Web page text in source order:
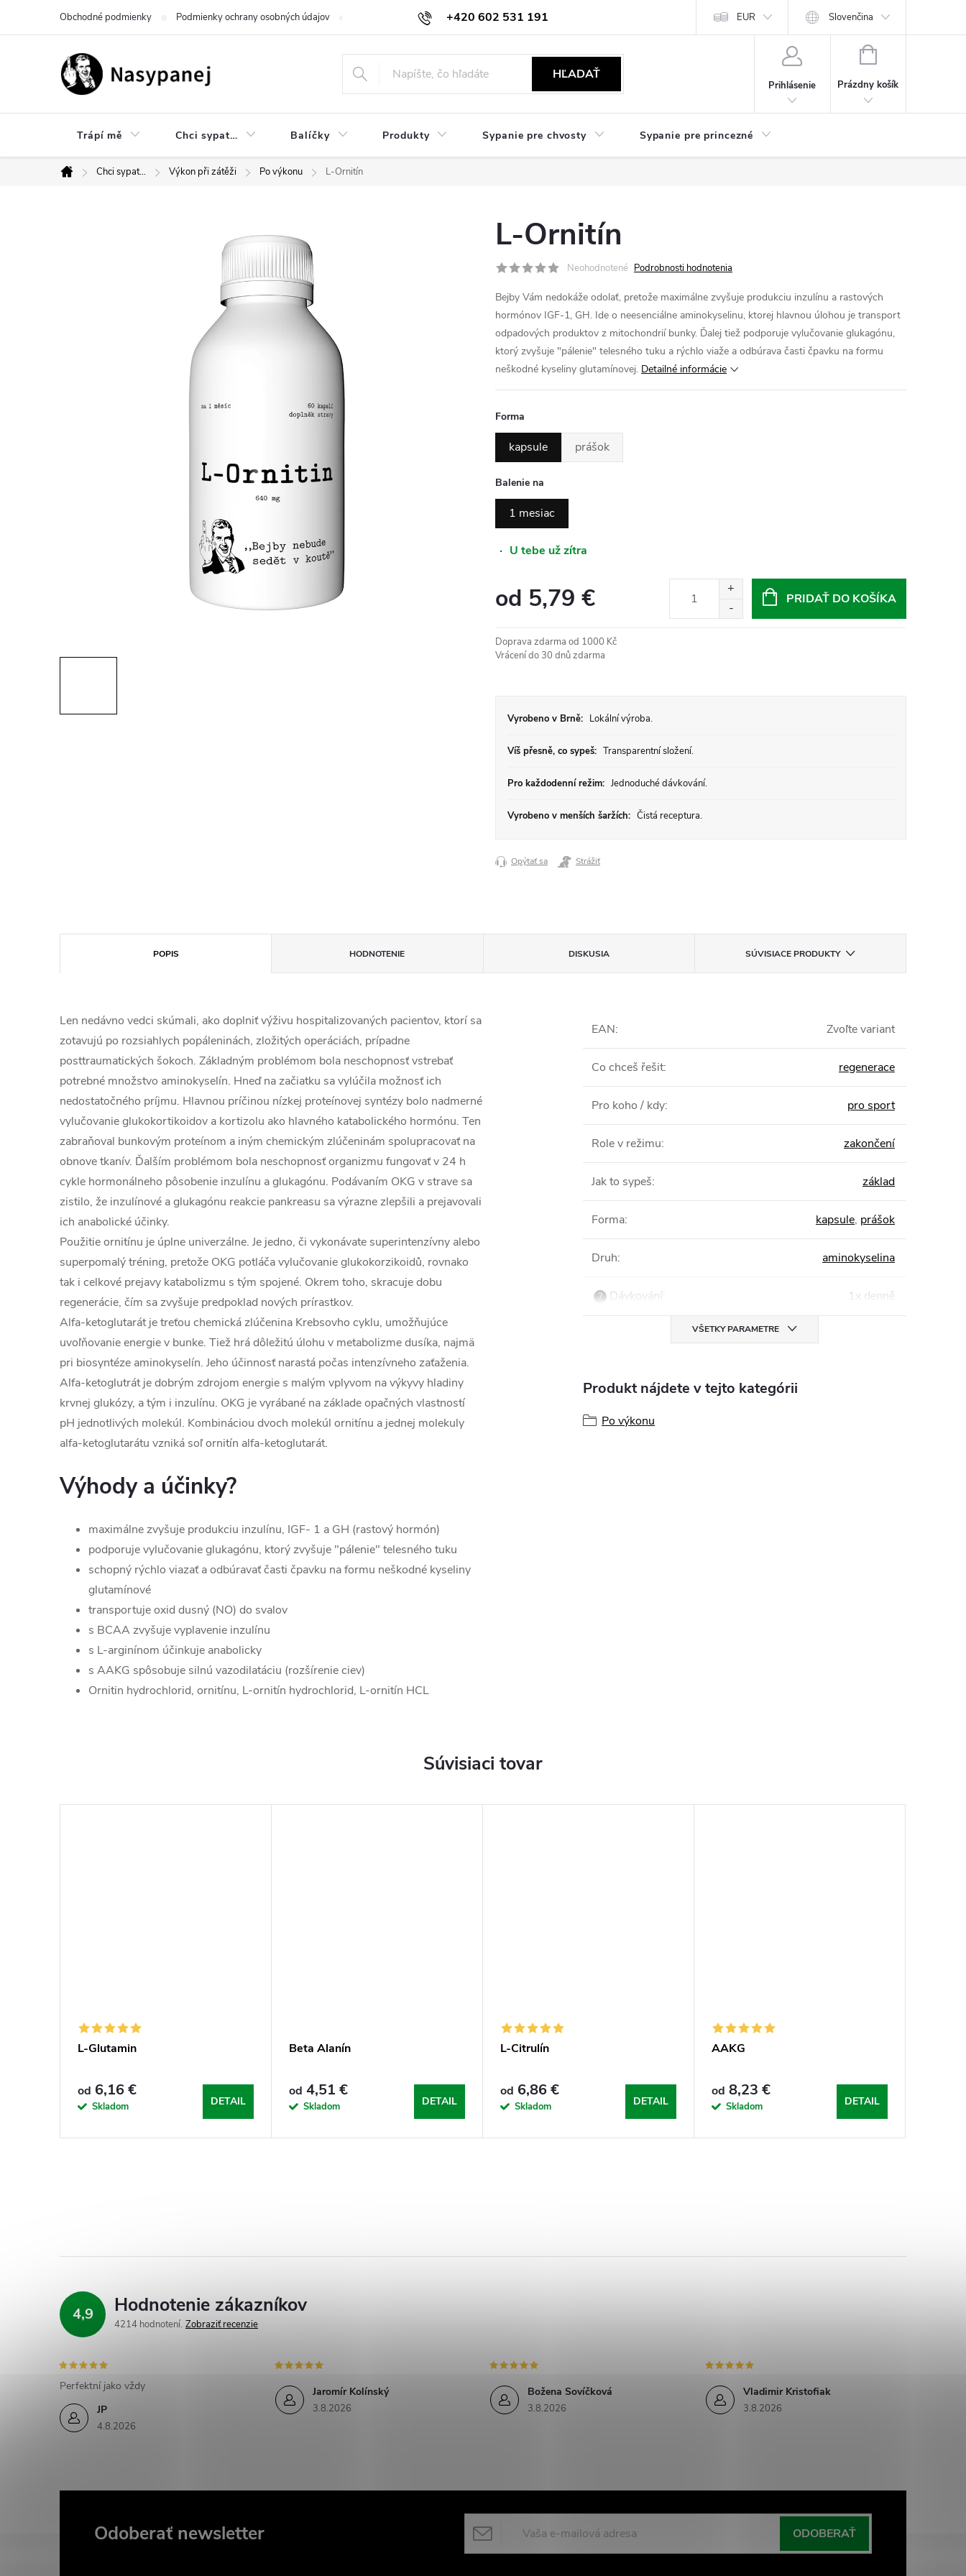
+420 602 531 191
Obchodné podmienky Podmienky ochrany osobných údajov Reklamácie a vrátenie Obchodné oznámenie Kariéra EUR Slovenčina
HĽADAŤ
Prihlásenie
NÁKUPNÝ
Prázdny košík
Trápí mě Chci sypat… Balíčky Produkty Sypanie pre chvosty Sypanie pre princezné
Domov
Chci sypat… Výkon při zátěži Po výkonu L-Ornitín
L-Ornitín
Neohodnotené Podrobnosti hodnotenia
Bejby Vám nedokáže odolať, pretože maximálne zvyšuje produkciu inzulínu a rastových
hormónov IGF-1, GH. Ide o neesenciálne aminokyselinu, ktorej hlavnou úlohou je transport
odpadových produktov z mitochondrií bunky. Ďalej tiež podporuje vylučovanie glukagónu,
ktorý zvyšuje "pálenie" telesného tuku a rýchlo viaže a odbúrava časti čpavku na formu
neškodné kyseliny glutamínovej. Detailné informácie
Forma
kapsule prášok
Balenie na
1 mesiac
· U tebe už zítra
od 5,79 €
cena:
PRIDAŤ DO KOŠÍKA
Doprava zdarma od 1000 Kč
Vrácení do 30 dnů zdarma
Vyrobeno v Brně: Lokální výroba.
Víš přesně, co sypeš: Transparentní složení.
Pro každodenní režim: Jednoduché dávkování.
Vyrobeno v menších šaržích: Čistá receptura.
Opýtať sa Strážiť
POPIS HODNOTENIE DISKUSIA SÚVISIACE PRODUKTY
Len nedávno vedci skúmali, ako doplniť výživu hospitalizovaných pacientov, ktorí sa
zotavujú po rozsiahlych popáleninách, zložitých operáciách, prípadne
posttraumatických šokoch. Základným problémom bola neschopnosť vstrebať
potrebné množstvo aminokyselín. Hneď na začiatku sa vylúčila možnosť ich
nedostatočného príjmu. Hlavnou príčinou nízkej proteínovej syntézy bolo nadmerné
vylučovanie glukokortikoidov a kortizolu ako hlavného katabolického hormónu. Ten
zabraňoval bunkovým proteínom a iným chemickým zlúčeninám spolupracovať na
obnove tkanív. Ďalším problémom bola neschopnosť organizmu fungovať v 24 h
cykle hormonálneho pôsobenie inzulínu a glukagónu. Podávaním OKG v strave sa
zistilo, že inzulínové a glukagónu reakcie pankreasu sa výrazne zlepšili a prejavovali
ich anabolické účinky.
Použitie ornitínu je úplne univerzálne. Je jedno, či vykonávate superintenzívny alebo
superpomalý tréning, pretože OKG potláča vylučovanie glukokorzikoidů, rovnako
tak i celkové prejavy katabolizmu s tým spojené. Okrem toho, skracuje dobu
regenerácie, čím sa zvyšuje predpoklad nových prírastkov.
Alfa-ketoglutarát je treťou chemická zlúčenina Krebsovho cyklu, umožňujúce
uvoľňovanie energie v bunke. Tiež hrá dôležitú úlohu v metabolizme dusíka, najmä
pri biosyntéze aminokyselín. Jeho účinnosť narastá počas intenzívneho zaťaženia.
Alfa-ketoglutrát je dobrým zdrojom energie s malým vplyvom na výkyvy hladiny
krvnej glukózy, a tým i inzulínu. OKG je vyrábané na základe opačných vlastností
pH jednotlivých molekúl. Kombináciou dvoch molekúl ornitínu a jednej molekuly
alfa-ketoglutarátu vzniká soľ ornitín alfa-ketoglutarát.
Výhody a účinky?
maximálne zvyšuje produkciu inzulínu, IGF- 1 a GH (rastový hormón)
podporuje vylučovanie glukagónu, ktorý zvyšuje "pálenie" telesného tuku
schopný rýchlo viazať a odbúravať časti čpavku na formu neškodné kyseliny
glutamínové
transportuje oxid dusný (NO) do svalov
s BCAA zvyšuje vyplavenie inzulínu
s L-arginínom účinkuje anabolicky
s AAKG spôsobuje silnú vazodilatáciu (rozšírenie ciev)
Ornitin hydrochlorid, ornitínu, L-ornitín hydrochlorid, L-ornitín HCL
EAN: Zvoľte variant
Co chceš řešit: regenerace
Pro koho / kdy: pro sport
Role v režimu: zakončení
Jak to sypeš: základ
Forma: kapsule, prášok
Druh: aminokyselina
? Dávkování: 1x denně
VŠETKY PARAMETRE
Produkt nájdete v tejto kategórii
Po výkonu
Súvisiaci tovar
L-Glutamin
od 6,16 €
Skladom DETAIL
Beta Alanín
od 4,51 €
Skladom DETAIL
L-Citrulín
od 6,86 €
Skladom DETAIL
AAKG
od 8,23 €
Skladom DETAIL
4,9 Hodnotenie zákazníkov
4214 hodnotení Zobraziť recenzie
JP
4.8.2026
Perfektní jako vždy Jaromír Kolínský
3.8.2026
Božena Sovíčková
3.8.2026
Vladimir Kristofiak
3.8.2026
Odoberať newsletter ODOBERAŤ